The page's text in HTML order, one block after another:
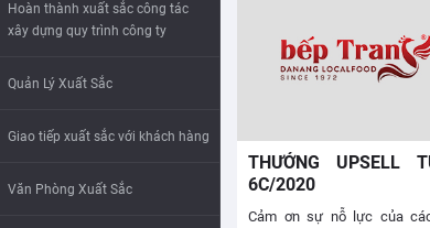
Hoàn thành xuất sắc công tác
xây dựng quy trình công ty
Quản Lý Xuất Sắc
Giao tiếp xuất sắc với khách hàng
Văn Phòng Xuất Sắc
THƯỞNG UPSELL
6C/2020
Cảm ơn sự nỗ lực của